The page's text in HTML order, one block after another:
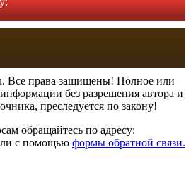
Все права защищены! Полное или
без разрешения автора и
преследуется по закону!
обращайтесь по адресу:
с помощью формы обратной связи.